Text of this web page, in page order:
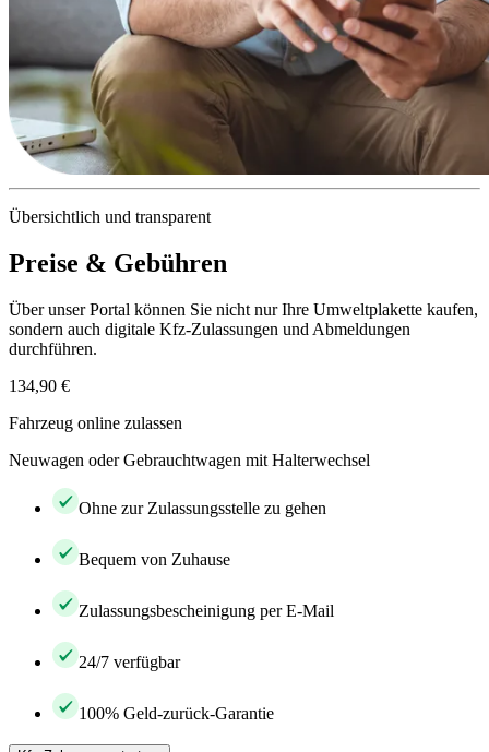
Übersichtlich und transparent
Preise & Gebühren
Über unser Portal können Sie nicht nur Ihre Umweltplakette kaufen,
sondern auch digitale Kfz-Zulassungen und Abmeldungen
durchführen.
134,90 €
Fahrzeug online zulassen
Neuwagen oder Gebrauchtwagen mit Halterwechsel
Ohne zur Zulassungsstelle zu gehen
Bequem von Zuhause
Zulassungsbescheinigung per E-Mail
24/7 verfügbar
100% Geld-zurück-Garantie